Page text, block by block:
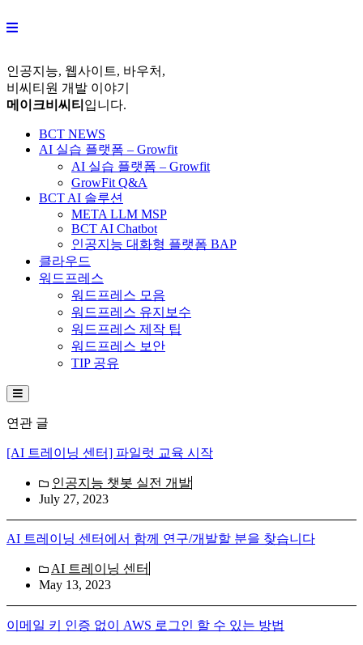
to
인공지능, 웹사이트, 바우처,
비씨티원 개발 이야기
메이크비씨티 입니다.
BCT NEWS
AI 실습 플랫폼 – Growfit
AI 실습 플랫폼 – Growfit
GrowFit Q&A
BCT AI 솔루션
META LLM MSP
BCT AI Chatbot
인공지능 대화형 플랫폼 BAP
클라우드
워드프레스
워드프레스 모음
워드프레스 유지보수
워드프레스 제작 팁
워드프레스 보안
TIP 공유
Hamburger Toggle Menu
연관 글
[AI 트레이닝 센터] 파일럿 교육 시작
인공지능 챗봇 실전 개발
July 27, 2023
AI 트레이닝 센터에서 함께 연구/개발할 분을 찾습니다
AI 트레이닝 센터
May 13, 2023
이메일 키 인증 없이 AWS 로그인 할 수 있는 방법